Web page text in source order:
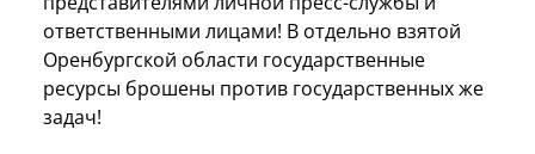
ответственными лицами! В отдельно взятой
Оренбургской области государственные
ресурсы брошены против государственных же
задач!